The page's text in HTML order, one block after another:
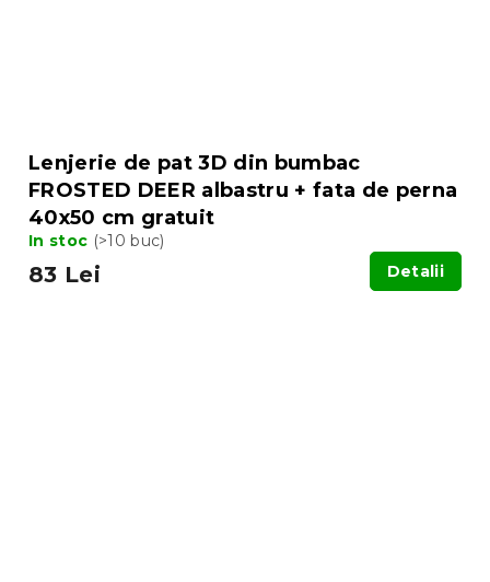
Lenjerie de pat 3D din bumbac
FROSTED DEER albastru + fata de perna
40x50 cm gratuit
In stoc (>10 buc)
83 Lei Detalii